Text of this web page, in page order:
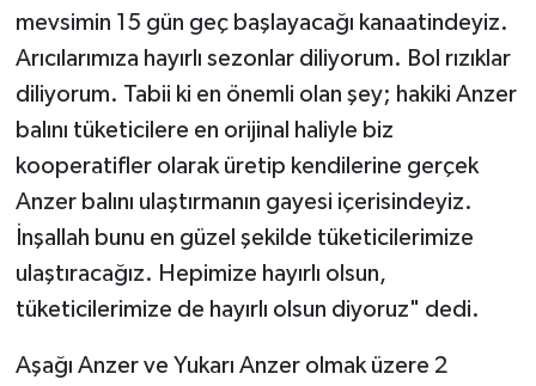
mevsimin 15 gün geç başlayacağı kanaatindeyiz.
Arıcılarımıza hayırlı sezonlar diliyorum. Bol rızıklar
diliyorum. Tabii ki en önemli olan şey; hakiki Anzer
balını tüketicilere en orijinal haliyle biz
kooperatifler olarak üretip kendilerine gerçek
Anzer balını ulaştırmanın gayesi içerisindeyiz.
İnşallah bunu en güzel şekilde tüketicilerimize
ulaştıracağız. Hepimize hayırlı olsun,
tüketicilerimize de hayırlı olsun diyoruz" dedi.
Aşağı Anzer ve Yukarı Anzer olmak üzere 2